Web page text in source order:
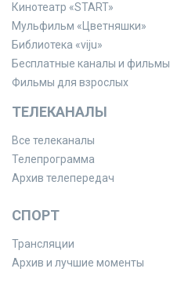
Кинотеатр «START»
Мульфильм «Цветняшки»
Библиотека «viju»
Бесплатные каналы и фильмы
Фильмы для взрослых
ТЕЛЕКАНАЛЫ
Все телеканалы
Телепрограмма
Архив телепередач
СПОРТ
Трансляции
Архив и лучшие моменты